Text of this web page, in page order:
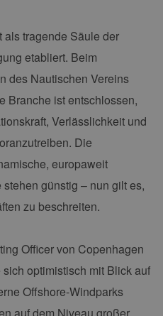
tragende Säule der
etabliert. Beim
des Nautischen Vereins
Branche ist entschlossen,
Verlässlichkeit und
Die
europaweit
günstig – nun gilt es,
zu beschreiten.
Officer von Copenhagen
optimistisch mit Blick auf
Offshore-Windparks